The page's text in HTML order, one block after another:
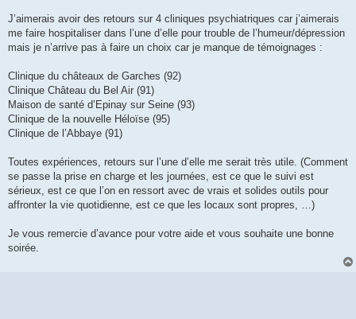
g
J’aimerais avoir des retours sur 4 cliniques psychiatriques car j’aimerais
me faire hospitaliser dans l’une d’elle pour trouble de l’humeur/dépression
mais je n’arrive pas à faire un choix car je manque de témoignages :
Clinique du châteaux de Garches (92)
Clinique Château du Bel Air (91)
Maison de santé d’Epinay sur Seine (93)
Clinique de la nouvelle Héloïse (95)
Clinique de l’Abbaye (91)
Toutes expériences, retours sur l’une d’elle me serait très utile. (Comment
se passe la prise en charge et les journées, est ce que le suivi est
sérieux, est ce que l’on en ressort avec de vrais et solides outils pour
affronter la vie quotidienne, est ce que les locaux sont propres, …)
Je vous remercie d’avance pour votre aide et vous souhaite une bonne
soirée.